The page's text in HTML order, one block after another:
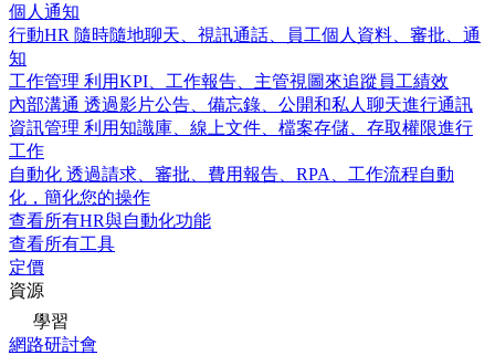
個人通知
行動HR 隨時隨地聊天、視訊通話、員工個人資料、審批、通
知
工作管理 利用KPI、工作報告、主管視圖來追蹤員工績效
內部溝通 透過影片公告、備忘錄、公開和私人聊天進行通訊
資訊管理 利用知識庫、線上文件、檔案存儲、存取權限進行
工作
自動化 透過請求、審批、費用報告、RPA、工作流程自動
化，簡化您的操作
查看所有HR與自動化功能
查看所有工具
定價
資源
學習
網路研討會